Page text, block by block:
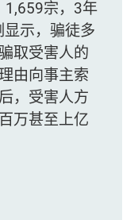
宗，3年
示，骗徒多
取受害人的
由向事主索
，受害人方
万甚至上亿